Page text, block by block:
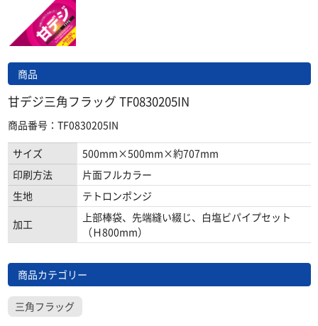
商品
甘デジ三角フラッグ TF0830205IN
商品番号：TF0830205IN
サイズ
500mm×500mm×約707mm
印刷方法
片面フルカラー
生地
テトロンポンジ
加工
上部棒袋、先端縫い綴じ、白塩ビパイプセット
（Ｈ800mm）
商品カテゴリー
三角フラッグ